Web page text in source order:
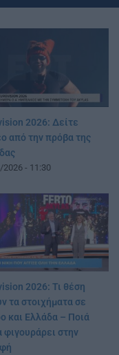
2026: Δείτε
από την πρόβα της
2026 - 11:30
2026: Τι θέση
τα στοιχήματα σε
και Ελλάδα – Ποιά
στην